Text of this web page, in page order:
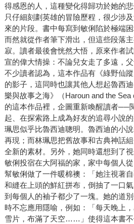
得感恩的人，這種變化得歸功於她的
只仔細刻劃英雄的冒險歷程，很少涉
來的片段。書中每寫到敏俐陷於極端
而然就從作者筆下滑出，但這些段落
寂。讀者最後會恍然大悟，原來作者
宣的偉大情操：不論兒女走了多遠，
不少讀者認為，這本作品有《綠野仙蹤
的影子，這同時也讓其他人想起魯西
樂與故事之海》（Haroun and the
的這本作品裡，企圖重新喚醒讀者──
起、在探索路上成為好友的追尋小說
珮思似乎比魯西迪聰明。魯西迪的小
再現；而林珮思把舊故事和古典神話
全新的素材。另外，她同時還想到了
敏俐投宿在大阿福的家，家中每個人
幫敏俐做了一件暖棉襖：「她注視著
和縫在上頭的鮮紅拼布，倒抽了一口
到每個人的袖子都少了一塊。她的道
時不忘應用隱喻，例如：「每天晚上
雪片，布滿了天空……」使得這本書不